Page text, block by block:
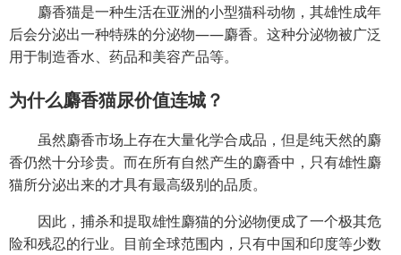
麝香猫是一种生活在亚洲的小型猫科动物，其雄性成年
后会分泌出一种特殊的分泌物——麝香。这种分泌物被广泛
用于制造香水、药品和美容产品等。
为什么麝香猫尿价值连城？
虽然麝香市场上存在大量化学合成品，但是纯天然的麝
香仍然十分珍贵。而在所有自然产生的麝香中，只有雄性麝
猫所分泌出来的才具有最高级别的品质。
因此，捕杀和提取雄性麝猫的分泌物便成了一个极其危
险和残忍的行业。目前全球范围内，只有中国和印度等少数